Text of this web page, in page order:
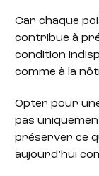
Car chaque
contribue à
condition
comme à la
Opter pour
pas
préserver ce
aujourd’hui